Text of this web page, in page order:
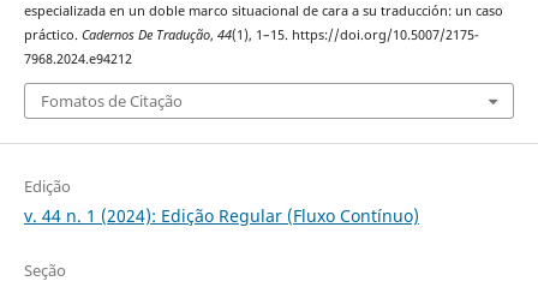
especializada en un doble marco situacional de cara a su traducción: un caso
práctico. Cadernos De Tradução, 44(1), 1–15. https://doi.org/10.5007/2175-
7968.2024.e94212
Fomatos de Citação
Edição
v. 44 n. 1 (2024): Edição Regular (Fluxo Contínuo)
Seção